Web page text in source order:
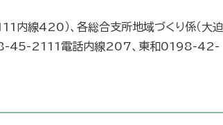
内線420）、各総合支所地域づくり係（大迫
45-2111電話内線207、東和0198-42-